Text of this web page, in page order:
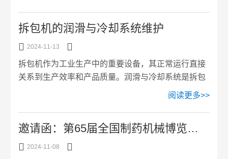
料机利用真空泵产生负压，通过管道将物料从一个位
置输送到另一个位置。其基本工作流程如下：启动真
物料通过吸料口被吸入输送管道。物料输送：物料在
负压作用下沿管道输送至目的地。物料卸载：到达目
拆包机的润滑与冷却系统维护
 2024-11-13 
拆包机作为工业生产中的重要设备，其正常运行直接
关系到生产效率和产品质量。润滑与冷却系统是拆包
机的重要组成部分，良好的维护和保养能够有效延长
法。1.润滑系统的维护润滑系统的主要作用是减少设
备运动部件之间的摩擦，防止磨损和过热，从而保证
阅读更多>>
邀请函：第65届全国制药机械博览会天津润澍与您相约！
 2024-11-08 